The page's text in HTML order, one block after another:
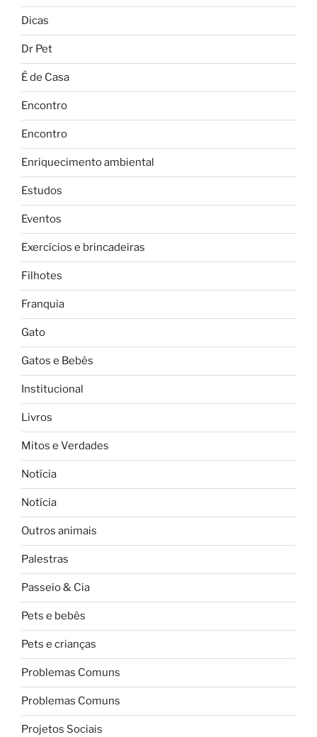
Dicas
Dr Pet
É de Casa
Encontro
Encontro
Enriquecimento ambiental
Estudos
Eventos
Exercícios e brincadeiras
Filhotes
Franquia
Gato
Gatos e Bebês
Institucional
Livros
Mitos e Verdades
Notícia
Notícia
Outros animais
Palestras
Passeio & Cia
Pets e bebês
Pets e crianças
Problemas Comuns
Problemas Comuns
Projetos Sociais